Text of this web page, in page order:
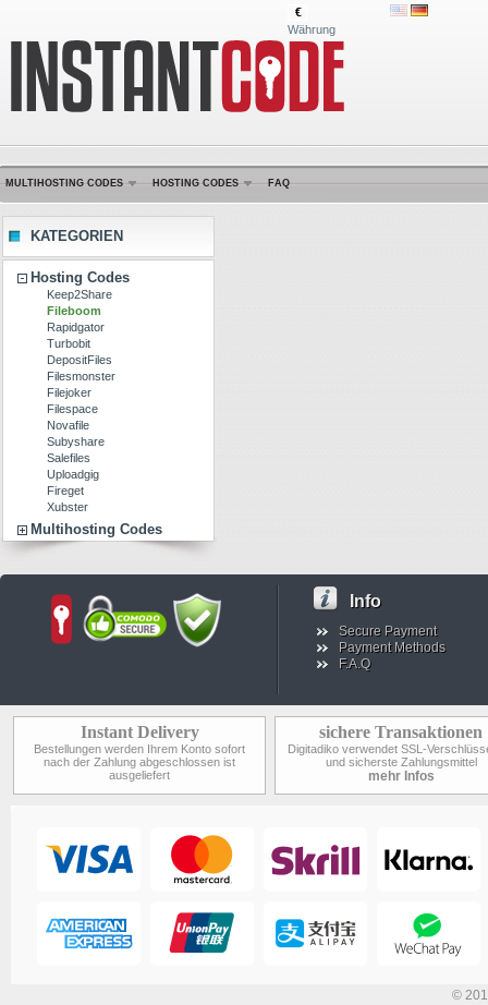
€
Währung
MULTIHOSTING CODES HOSTING CODES FAQ
KATEGORIEN
Hosting Codes
Keep2Share
Fileboom
Rapidgator
Turbobit
DepositFiles
Filesmonster
Filejoker
Filespace
Novafile
Subyshare
Salefiles
Uploadgig
Fireget
Xubster
Multihosting Codes
Info
Secure Payment
Payment Methods
F.A.Q
Instant Delivery
Bestellungen werden Ihrem Konto sofort
nach der Zahlung abgeschlossen ist
ausgeliefert
sichere Transaktionen
Digitadiko verwendet SSL-
und sicherste Zahlungsmittel
mehr Infos
©